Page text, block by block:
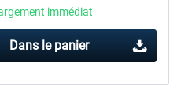
immédiat
Dans le panier